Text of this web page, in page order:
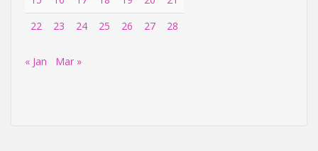
22
23 24 25 26 27 28
« Jan Mar »